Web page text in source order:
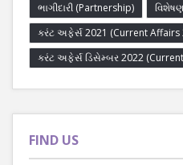
ભાગીદારી (Partnership)
કરંટ અફેર્સ 2021 (Current Affairs
કરંટ અફેર્સ ડિસેમ્બર 2022
FIND US